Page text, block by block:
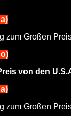
zum Großen
von den
zum Großen